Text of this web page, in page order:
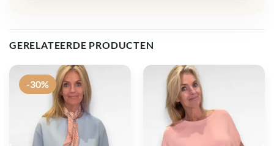
GERELATEERDE PRODUCTEN
-30%